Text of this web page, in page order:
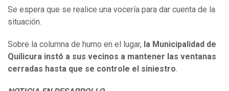
Se espera que se realice una vocería para dar cuenta de la
situación.
Sobre la columna de humo en el lugar, la Municipalidad de
Quilicura instó a sus vecinos a mantener las ventanas
cerradas hasta que se controle el siniestro.